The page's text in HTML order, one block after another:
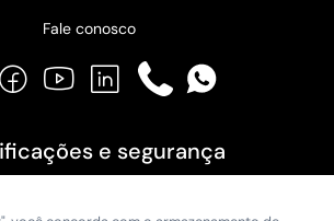
Fale conosco
FacebookYouTubeLinkedInPhoneWhatsApp
e segurança